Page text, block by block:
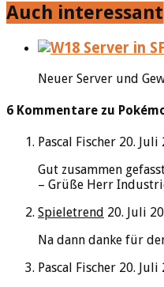
Auch interessant
Neuer Server und
6 Kommentare zu
Pascal Fischer 20. Juli
Gut zusammen
– Grüße Herr
Spieletrend 20. Juli
Na dann danke für
Pascal Fischer 20. Juli